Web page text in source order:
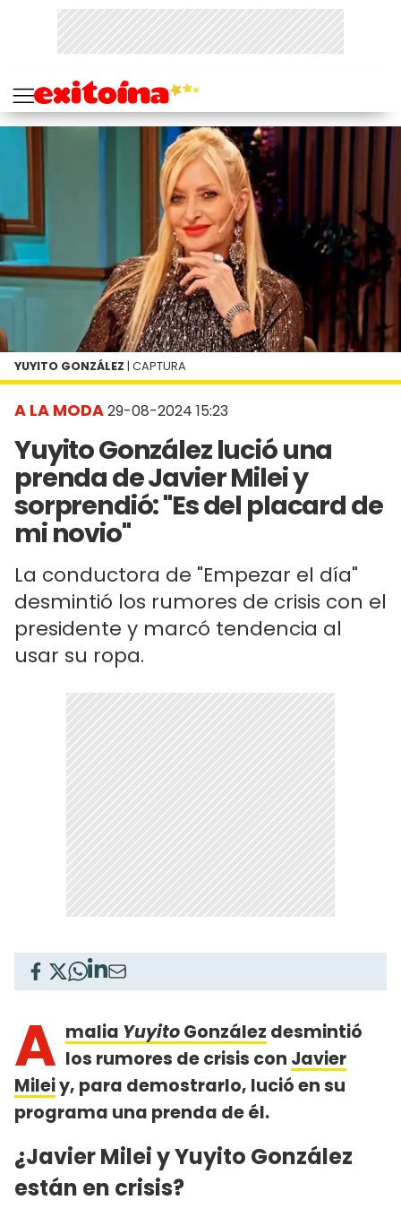
A LA MODA29-08-2024 15:23
Yuyito González lució una
prenda de Javier Milei y
sorprendió: "Es del placard de
mi novio"
La conductora de "Empezar el día"
desmintió los rumores de crisis con el
presidente y marcó tendencia al
usar su ropa.
YUYITO GONZÁLEZ | CAPTURA
A malia YuyitoGonzález desmintió
los rumores de crisis con Javier
Mileiy, para demostrarlo, lució en su
programa una prenda de él.
¿Javier Milei y Yuyito González
están en crisis?